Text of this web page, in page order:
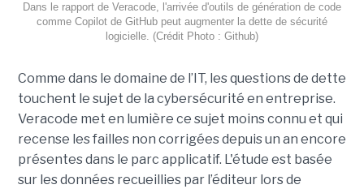
Dans le rapport de Veracode, l'arrivée d'outils de génération de code
comme Copilot de GitHub peut augmenter la dette de sécurité
logicielle. (Crédit Photo : Github)
Comme dans le domaine de l’IT, les questions de dette
touchent le sujet de la cybersécurité en entreprise.
Veracode met en lumière ce sujet moins connu et qui
recense les failles non corrigées depuis un an encore
présentes dans le parc applicatif. L'étude est basée
sur les données recueillies par l’éditeur lors de